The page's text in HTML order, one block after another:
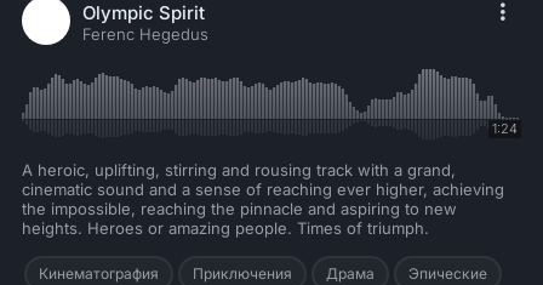
Olympic Spirit
Ferenc Hegedus
1:24
A heroic, uplifting, stirring and rousing track with a grand,
cinematic sound and a sense of reaching ever higher, achieving
the impossible, reaching the pinnacle and aspiring to new
heights. Heroes or amazing people. Times of triumph.
Кинематография Приключения Драма Эпические